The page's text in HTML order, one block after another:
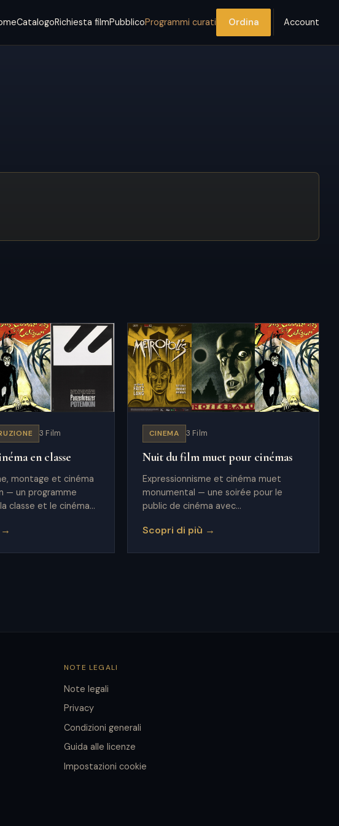
CatalogoRichiesta filmPubblicoProgrammi curati Ordina Account
3 Film
en classe
montage et cinéma
— un programme
classe et le cinéma
→
CINEMA 3 Film
Nuit du film muet pour cinémas
Expressionnisme et cinéma muet
monumental — une soirée pour le
public de cinéma avec
orchestrale.
Scopri di più →
NOTE LEGALI
Note legali
Privacy
Condizioni generali
Guida alle licenze
Impostazioni cookie